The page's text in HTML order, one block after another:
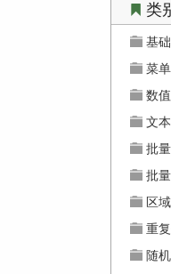
类
基
菜
数
文
批
批
区
重
随